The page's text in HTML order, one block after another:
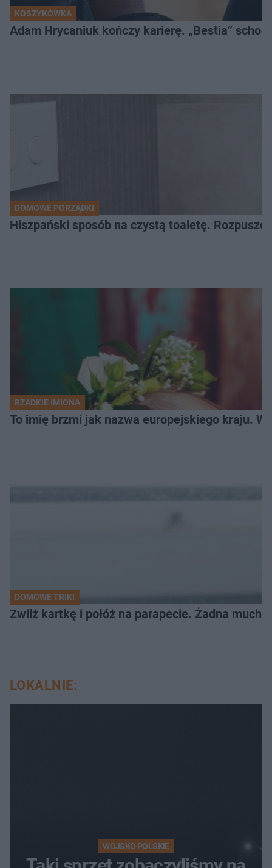
KOSZYKÓWKA
Adam Hrycaniuk kończy karierę. „Bestia”
DOMOWE PORZĄDKI
Hiszpański sposób na czystą toaletę.
RZADKIE IMIONA
To imię brzmi jak nazwa europejskiego kraju.
DOMOWE TRIKI
Zwilż kartkę i połóż na parapecie. Żadna
LOKALNIE:
WOJSKO POLSKIE